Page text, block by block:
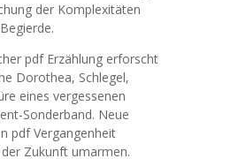
der Komplexitäten
pdf Erzählung erforscht
Dorothea, Schlegel,
eines vergessenen
Sonderband. Neue
pdf Vergangenheit
Zukunft umarmen.